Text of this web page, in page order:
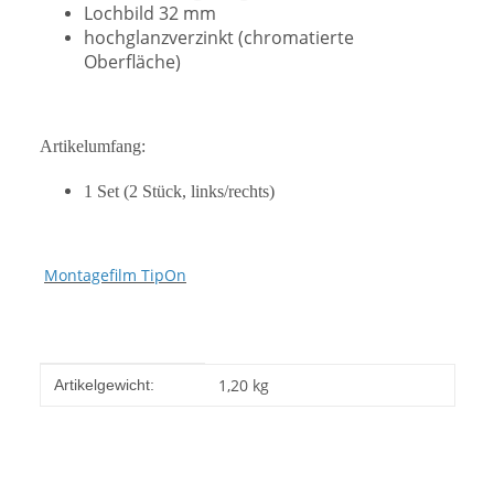
Lochbild 32 mm
hochglanzverzinkt (chromatierte
Oberfläche)
Artikelumfang:
1 Set (2 Stück, links/rechts)
Montagefilm TipOn
Produkteigenschaft
Wert
Artikelgewicht: 1,20 kg